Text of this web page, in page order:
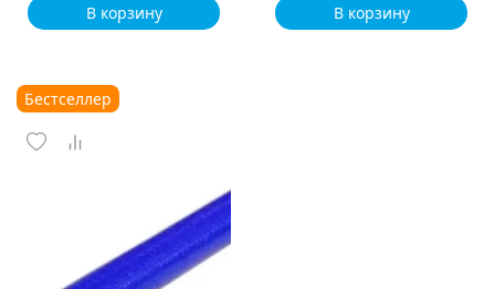
В корзину В корзину
Бестселлер